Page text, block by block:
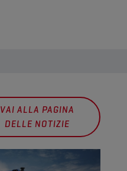
VAI ALLA PAGINA
DELLE NOTIZIE